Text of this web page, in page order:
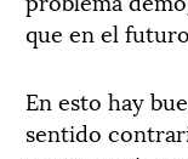
que en el
En esto hay
sentido